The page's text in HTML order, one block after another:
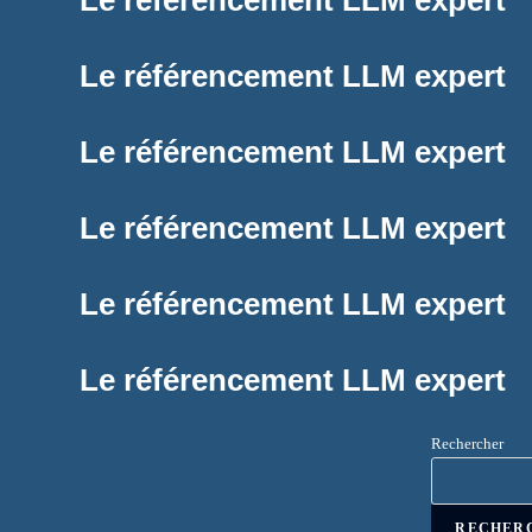
Le référencement LLM expert
Le référencement LLM expert
Le référencement LLM expert
Le référencement LLM expert
Le référencement LLM expert
Rechercher